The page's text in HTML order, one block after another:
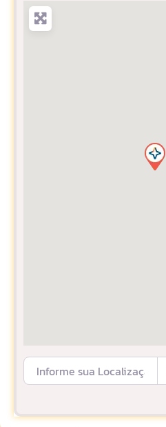
Informe sua Localização